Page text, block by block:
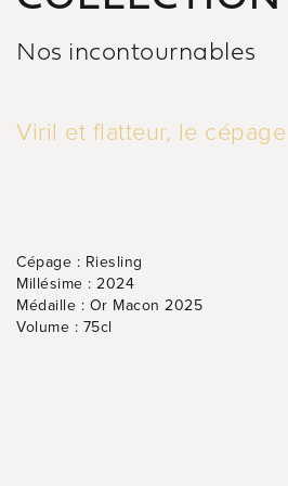
Nos incontournables
Viril et flatteur, le
Cépage : Riesling
Millésime : 2024
Médaille : Or Macon 2025
Volume : 75cl